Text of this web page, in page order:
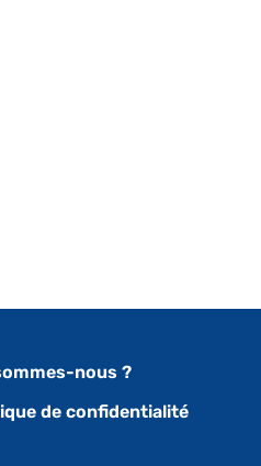
nous ?
de confidentialité